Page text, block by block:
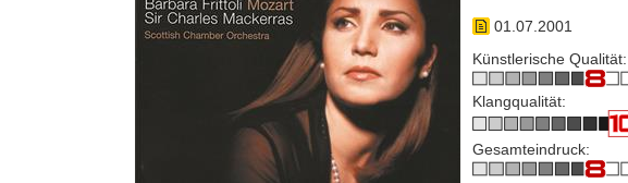
01.07.2001
Künstlerische Qualität:
Klangqualität:
Gesamteindruck: